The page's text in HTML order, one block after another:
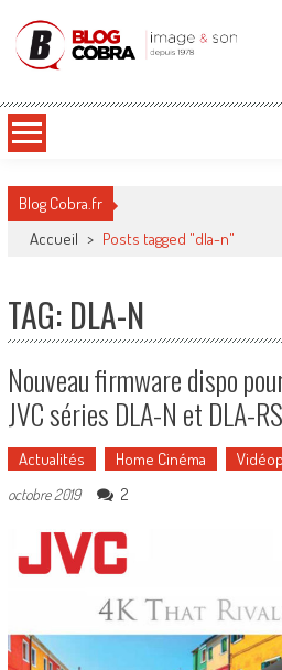
Blog Cobra
Blog Cobra.fr
Accueil > Posts tagged "dla-n"
TAG: DLA-N
Nouveau firmware dispo
JVC séries DLA-N et DLA-RS
Actualités Home Cinéma
octobre 2019
2